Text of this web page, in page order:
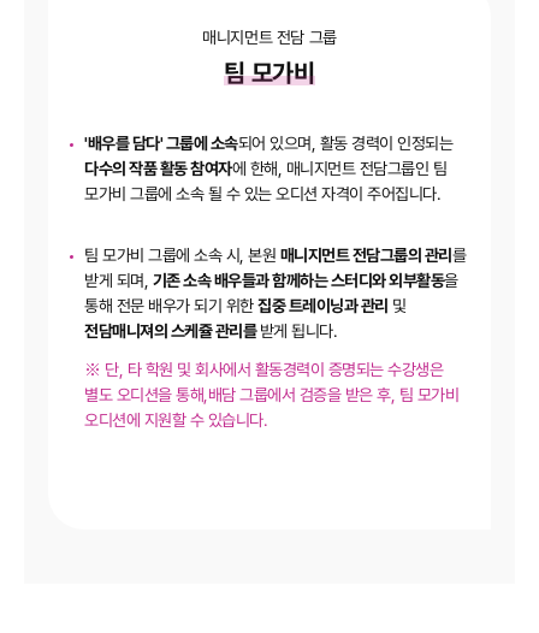
매니지먼트 전담 그룹
팀 모가비
'배우를 담다' 그룹에 소속되어 있으며, 활동 경력이 인정되는
다수의 작품 활동 참여자에 한해, 매니지먼트 전담그룹인 팀
모가비 그룹에 소속 될 수 있는 오디션 자격이 주어집니다.
팀 모가비 그룹에 소속 시, 본원 매니지먼트 전담그룹의 관리를
받게 되며, 기존 소속 배우들과 함께하는 스터디와 외부활동을
통해 전문 배우가 되기 위한집중 트레이닝과 관리 및
전담매니져의 스케쥴 관리를받게 됩니다.
※ 단, 타 학원 및 회사에서 활동경력이 증명되는 수강생은
별도 오디션을 통해,배담 그룹에서 검증을 받은 후, 팀 모가비
오디션에 지원할 수 있습니다.